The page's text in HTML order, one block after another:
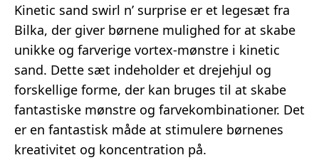
Kinetic sand swirl n’ surprise er et legesæt fra
Bilka, der giver børnene mulighed for at skabe
unikke og farverige vortex-mønstre i kinetic
sand. Dette sæt indeholder et drejehjul og
forskellige forme, der kan bruges til at skabe
fantastiske mønstre og farvekombinationer. Det
er en fantastisk måde at stimulere børnenes
kreativitet og koncentration på.